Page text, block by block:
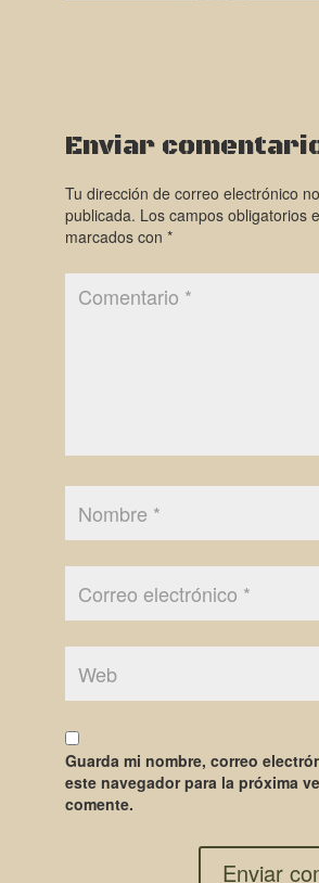
Enviar
Tu dirección de correo electrónico
publicada. Los campos obligatorios
marcados con *
Guarda mi nombre, correo
este navegador para la próxima
comente.